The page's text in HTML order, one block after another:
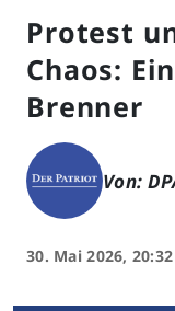
Protest
Chaos:
Brenner
Von:
30. Mai 2026,